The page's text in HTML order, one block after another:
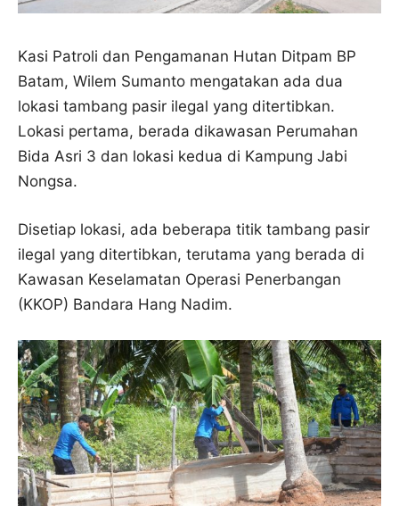
Kasi Patroli dan Pengamanan Hutan Ditpam BP
Batam, Wilem Sumanto mengatakan ada dua
lokasi tambang pasir ilegal yang ditertibkan.
Lokasi pertama, berada dikawasan Perumahan
Bida Asri 3 dan lokasi kedua di Kampung Jabi
Nongsa.
Disetiap lokasi, ada beberapa titik tambang pasir
ilegal yang ditertibkan, terutama yang berada di
Kawasan Keselamatan Operasi Penerbangan
(KKOP) Bandara Hang Nadim.